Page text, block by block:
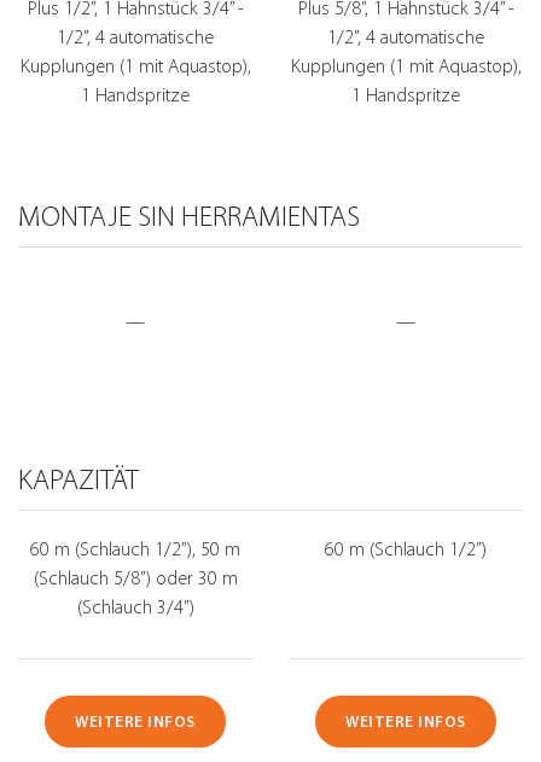
Plus 1/2”, 1 Hahnstück 3/4” -
1/2”, 4 automatische
Kupplungen (1 mit Aquastop),
1 Handspritze
Plus 5/8”, 1 Hahnstück 3/4” -
1/2”, 4 automatische
Kupplungen (1 mit Aquastop),
1 Handspritze
MONTAJE SIN HERRAMIENTAS
— —
KAPAZITÄT
60 m (Schlauch 1/2”), 50 m
(Schlauch 5/8”) oder 30 m
(Schlauch 3/4”)
60 m (Schlauch 1/2”)
WEITERE INFOS WEITERE INFOS